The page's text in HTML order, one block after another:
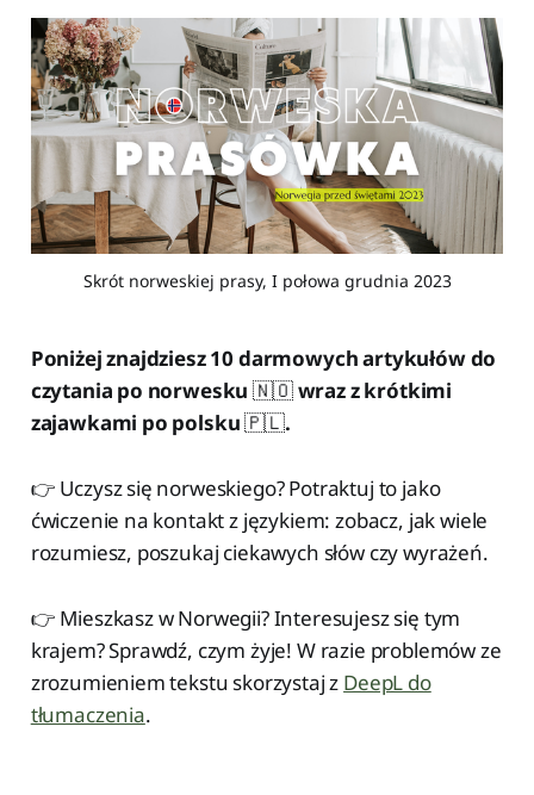
Skrót norweskiej prasy, I połowa grudnia 2023
Poniżej znajdziesz 10 darmowych artykułów do
czytania po norwesku🇳🇴wraz z krótkimi
zajawkami po polsku🇵🇱.
👉 Uczysz się norweskiego? Potraktuj to jako
ćwiczenie na kontakt z językiem: zobacz, jak wiele
rozumiesz, poszukaj ciekawych słów czy wyrażeń.
👉 Mieszkasz w Norwegii? Interesujesz się tym
krajem? Sprawdź, czym żyje! W razie problemów ze
zrozumieniem tekstu skorzystaj z DeepL do
tłumaczenia.